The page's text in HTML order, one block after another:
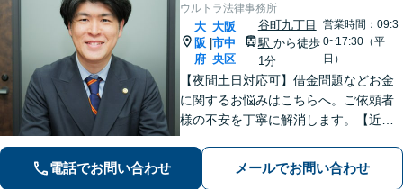
ウルトラ法律事務所
大
阪
府
|
大阪
市中
央区
谷町九丁目
駅 から徒歩
1分
営業時間：09:3
0~17:30（平
日）
【夜間土日対応可】借金問題などお金
に関するお悩みはこちらへ。ご依頼者
様の不安を丁寧に解消します。【近鉄
電話でお問い合わせ メールでお問い合わせ